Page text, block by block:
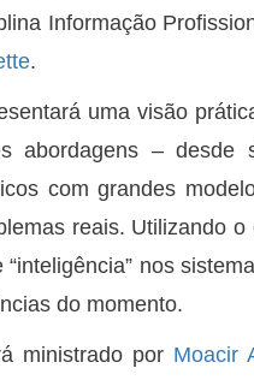
Informação
.
uma visão
abordagens –
com grandes
reais. Utilizando
“inteligência” nos
do momento.
ministrado por Moacir